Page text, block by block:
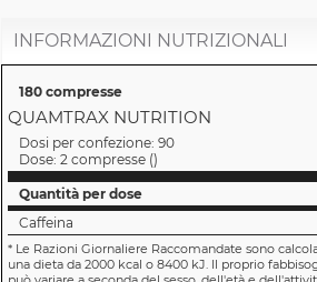
INFORMAZIONI NUTRIZIONALI
180 compresse
QUAMTRAX NUTRITION
Dosi per confezione: 90
Dose: 2 compresse()
Quantità per dose
Caffeina
*Le Razioni Giornaliere Raccomandate sono
una dieta da 2000 kcal o 8400 kJ. Il proprio